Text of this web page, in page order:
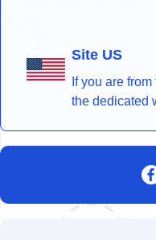
Site US
If you are
the dedicated